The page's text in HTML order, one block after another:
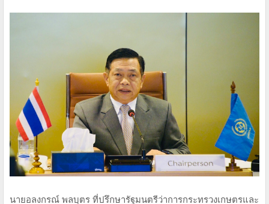
นายอลงกรณ์ พลบุตร ที่ปรึกษารัฐมนตรีว่าการกระทรวงเกษตรและ